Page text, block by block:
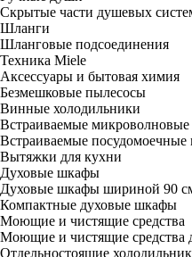
Скрытые части душевых
Шланги
Шланговые подсоединения
Техника Miele
Аксессуары и бытовая химия
Безмешковые пылесосы
Винные холодильники
Встраиваемые микроволновые
Встраиваемые
Вытяжки для кухни
Духовые шкафы
Духовые шкафы шириной 90
Компактные духовые шкафы
Моющие и чистящие средства
Моющие и чистящие средства
Отдельностоящие